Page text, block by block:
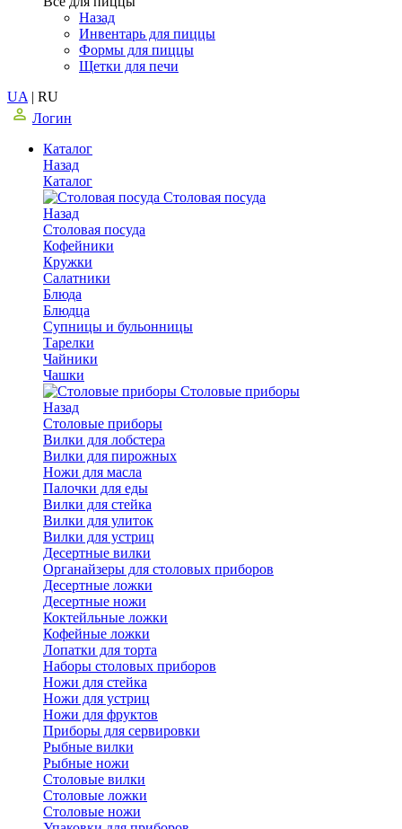
Назад
Инвентарь для пиццы
Формы для пиццы
Щетки для печи
UA | RU
Логин
Каталог
Назад
Каталог
Столовая посуда
Назад
Столовая посуда
Кофейники
Кружки
Салатники
Блюда
Блюдца
Супницы и бульонницы
Тарелки
Чайники
Чашки
Cтоловые приборы
Назад
Cтоловые приборы
Вилки для лобстера
Вилки для пирожных
Ножи для масла
Палочки для еды
Вилки для стейка
Вилки для улиток
Вилки для устриц
Десертные вилки
Органайзеры для столовых приборов
Десертные ложки
Десертные ножи
Коктейльные ложки
Кофейные ложки
Лопатки для торта
Наборы столовых приборов
Ножи для стейка
Ножи для устриц
Ножи для фруктов
Приборы для сервировки
Рыбные вилки
Рыбные ножи
Столовые вилки
Столовые ложки
Столовые ножи